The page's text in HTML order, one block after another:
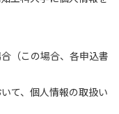
（この場合、各申込書
て、個人情報の取扱い